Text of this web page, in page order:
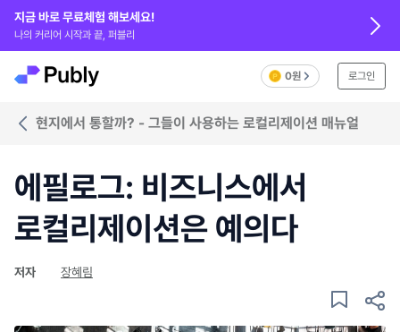
지금 바로 무료체험 해보세요!
나의 커리어 시작과 끝, 퍼블리
0원 로그인
현지에서 통할까? - 그들이 사용하는 로컬리제이션 매뉴얼
에필로그: 비즈니스에서
로컬리제이션은 예의다
저자 장혜림